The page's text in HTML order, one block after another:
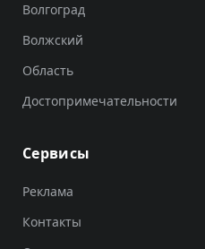
Волгоград
Волжский
Область
Достопримечательности
Сервисы
Реклама
Контакты